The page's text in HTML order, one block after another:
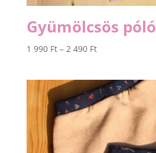
Gyümölcsös póló
1 990 Ft – 2 490 FtÁrtartomány:
-
2
490 Ft